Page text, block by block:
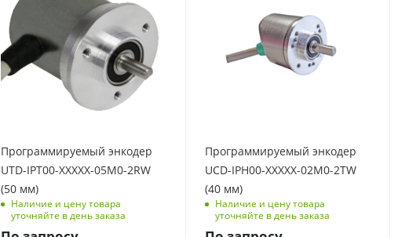
Программируемый энкодер
UTD-IPT00-XXXXX-05M0-2RW
(50 мм)
Наличие и цену товара
уточняйте в день заказа
Программируемый энкодер
UCD-IPH00-XXXXX-02M0-2TW
(40 мм)
Наличие и цену товара
уточняйте в день заказа